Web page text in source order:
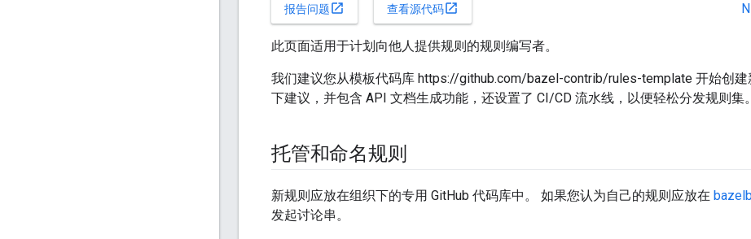
报告问题open_in_new 查看源代码open_in_new
此页面适用于计划向他人提供规则的规则编写者。
我们建议您从模板代码库 https://github.com/bazel-contrib/rules-template 开始创
下建议，并包含 API 文档生成功能，还设置了 CI/CD 流水线，以便轻松分发规则集。
托管和命名规则
新规则应放在组织下的专用 GitHub 代码库中。 如果您认为自己的规则应放在
发起讨论串。